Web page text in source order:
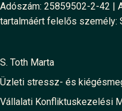
Adószám: 25859502-2-42 |
tartalmáért felelős személy:
S. Toth Marta
Üzleti stressz- és
Vállalati Konfliktuskezelési